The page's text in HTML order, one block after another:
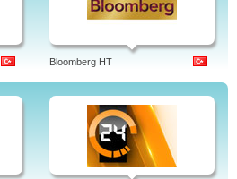
Bloomberg HT